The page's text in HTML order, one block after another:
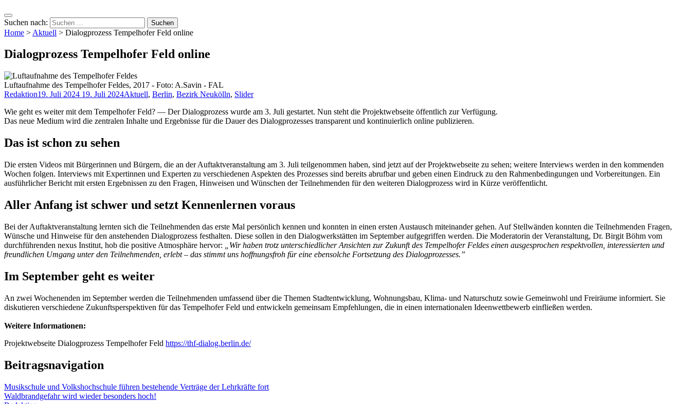
Suchen nach:
Home > Aktuell > Dialogprozess Tempelhofer Feld online
Dialogprozess Tempelhofer Feld online
Luftaufnahme des Tempelhofer Feldes, 2017 - Foto: A.Savin - FAL
Redaktion19. Juli 2024 19. Juli 2024Aktuell, Berlin, Bezirk Neukölln, Slider
Wie geht es weiter mit dem Tempelhofer Feld? — Der Dialogprozess wurde am 3. Juli gestartet. Nun steht die Projektwebseite öffentlich zur Verfügung.
Das neue Medium wird die zentralen Inhalte und Ergebnisse für die Dauer des Dialogprozesses transparent und kontinuierlich online publizieren.
Das ist schon zu sehen
Die ersten Videos mit Bürgerinnen und Bürgern, die an der Auftaktveranstaltung am 3. Juli teilgenommen haben, sind jetzt auf der Projektwebseite zu sehen; weitere Interviews werden in den kommenden
Wochen folgen. Interviews mit Expertinnen und Experten zu verschiedenen Aspekten des Prozesses sind bereits abrufbar und geben einen Eindruck zu den Rahmenbedingungen und Vorbereitungen. Ein
ausführlicher Bericht mit ersten Ergebnissen zu den Fragen, Hinweisen und Wünschen der Teilnehmenden für den weiteren Dialogprozess wird in Kürze veröffentlicht.
Aller Anfang ist schwer und setzt Kennenlernen voraus
Bei der Auftaktveranstaltung lernten sich die Teilnehmenden das erste Mal persönlich kennen und konnten in einen ersten Austausch miteinander gehen. Auf Stellwänden konnten die Teilnehmenden Fragen,
Wünsche und Hinweise für den anstehenden Dialogprozess festhalten. Diese sollen in den Dialogwerkstätten im September aufgegriffen werden. Die Moderatorin der Veranstaltung, Dr. Birgit Böhm vom
durchführenden nexus Institut, hob die positive Atmosphäre hervor:
„Wir haben trotz unterschiedlicher Ansichten zur Zukunft des Tempelhofer Feldes einen ausgesprochen respektvollen, interessierten und
freundlichen Umgang unter den Teilnehmenden, erlebt – das stimmt uns hoffnungsfroh für eine ebensolche Fortsetzung des Dialogprozesses.”
Im September geht es weiter
An zwei Wochenenden im September werden die Teilnehmenden umfassend über die Themen Stadtentwicklung, Wohnungsbau, Klima- und Naturschutz sowie Gemeinwohl und Freiräume informiert. Sie
diskutieren verschiedene Zukunftsperspektiven für das Tempelhofer Feld und entwickeln gemeinsam Empfehlungen, die in einen internationalen Ideenwettbewerb einfließen werden.
Weitere Informationen:
Projektwebseite Dialogprozess Tempelhofer Feld https://thf-dialog.berlin.de/
Beitragsnavigation
Musikschule und Volkshochschule führen bestehende Verträge der Lehrkräfte fort
Waldbrandgefahr wird wieder besonders hoch!